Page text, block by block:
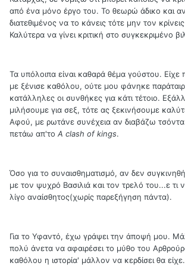
από ένα μόνο έργο του. Το θεωρώ άδικο και αν
διατεθιμένος να το κάνεις τότε μην τον
Καλύτερα να γίνει κριτική στο συγκεκριμένο
Τα υπόλοιπα είναι καθαρά θέμα γούστου.
με ξένισε καθόλου, ούτε μου φάνηκε
κατάλληλες οι συνθήκες για κάτι τέτοιο.
μιλήσουμε για σεξ, τότε ας ξεκινήσουμε
Αφού, με ρωτάνε συνέχεια αν διαβάζω τσόντα
πετάω απ'το A clash of kings.
Όσο για το συναισθηματισμό, αν δεν
με τον ψυχρό Βασιλιά και τον τρελό του...ε
λίγο αναίσθητος(χωρίς παρεξήγηση πάντα).
Για το Υφαντό, έχω γράψει την άποψή μου.
πολύ άνετα να αφαιρέσει το μύθο του
καθόλου η ιστορία' μάλλον να κερδίσει θα είχε.